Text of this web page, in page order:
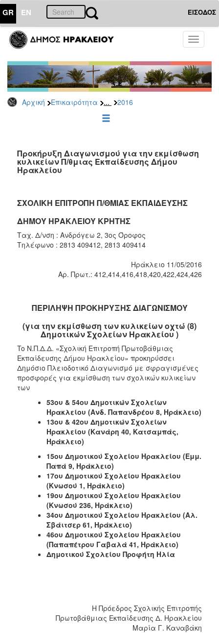
GR EN ΕΙΣΟΔΟΣ
Toggle
Αρχική Επικαιρότητα ... 2016
ΕΠΙΚΑΙΡΟΤΗΤΑ
-
Δημοπρασίες
Αρχείο
2026
2022
2019
2018
2017
2016
ΔΗΜΟΤΗΣ
ΕΠΙΣΚΕΠΤΗΣ
ΗΡΑΚΛΕΙΟ
Προκήρυξη Διαγωνισμού για την εκμίσθωση
κυλικείων Π/θμιας Εκπαίδευσης Δήμου
Ηρακλείου
ΣΧΟΛΙΚΗ ΕΠΙΤΡΟΠΗ Π/ΘΜΙΑΣ ΕΚΠΑΙΔΕΥΣΗΣ
ΔΗΜΟΥ ΗΡΑΚΛΕΙΟΥ ΚΡΗΤΗΣ
Ταχ. Δ/νση : Ανδρόγεω 2, 3ος Όροφος
Τηλέφωνο : 2813 409412, 2813 409414
Ηράκλειο 11/05/2016
Αρ. Πρωτ.: 412,414,416,418,420,422,424,426
ΠΕΡΙΛΗΨΗ ΠΡΟΚΗΡΥΞΗΣ ΔΙΑΓΩΝΙΣΜΟΥ
(για την εκμίσθωση των κυλικείων οχτώ (8)
Δημοτικών Σχολείων Ηρακλείου )
To Ν.Π.Δ.Δ. «Σχολική Επιτροπή Πρωτοβάθμιας
Εκπαίδευσης Δήμου Ηρακλείου» προκηρύσσει
Δημόσιο Πλειοδοτικό Διαγωνισμό με σφραγισμένες
προσφορές για εκμίσθωση των σχολικών κυλικείων
των
53ου & 54ου Δημοτικών Σχολείων
Ηρακλείου (Ανδ. Παπανδρέου 8, Ηράκλειο)
13ου & 42ου Δημοτικών Σχολείων
Ηρακλείου (Κανάρη 40, Κατσαμπάς,
Ηράκλειο)
15ου Δημοτικού Σχολείου Ηρακλείου (Εμμ.
Παπά 9, Ηράκλειο)
17ου Δημοτικού Σχολείου Ηρακλείου
(Κνωσού 1, Ηράκλειο)
19ου Δημοτικού Σχολείου Ηρακλείου
(Κνωσού 236, Ηράκλειο)
34ου Δημοτικού Σχολείου Ηρακλείου (Αλ.
Σβάιτσερ 61, Ηράκλειο)
46ου Δημοτικού Σχολείου Ηρακλείου
(Παπαπέτρου Γαβαλά 41, Ηράκλειο)
Δημοτικού Σχολείου Προφήτη Ηλία
Η Πρόεδρος Σχολικής Επιτροπής
Πρωτοβάθμιας Εκπαίδευσης Δ. Ηρακλείου
Μαρία Γ. Καναβάκη